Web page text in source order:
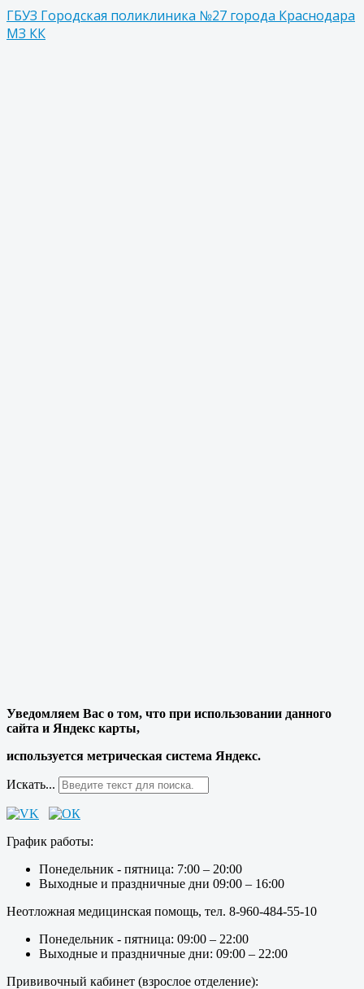
ГБУЗ Городская поликлиника №27 города Краснодара
МЗ КК
Уведомляем Вас о том, что при использовании данного
сайта и Яндекс карты,
используется метрическая система Яндекс.
Искать...
График работы:
Понедельник - пятница: 7:00 – 20:00
Выходные и праздничные дни 09:00 – 16:00
Неотложная медицинская помощь, тел. 8-960-484-55-10
Понедельник - пятница: 09:00 – 22:00
Выходные и праздничные дни: 09:00 – 22:00
Прививочный кабинет (взрослое отделение):